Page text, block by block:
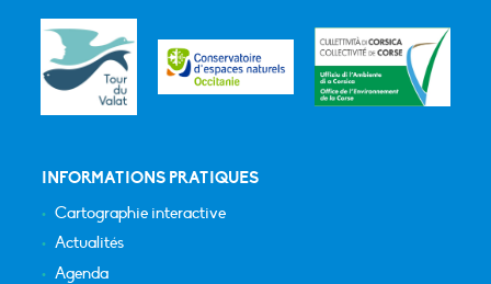
INFORMATIONS PRATIQUES
Cartographie interactive
Actualités
Agenda